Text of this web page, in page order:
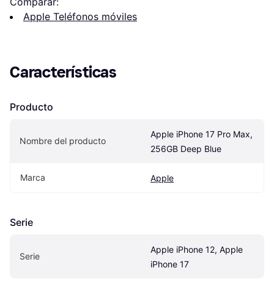
Apple Teléfonos móviles
Características
Producto
Nombre del producto
Apple iPhone 17 Pro Max,
256GB Deep Blue
Marca Apple
Serie
Serie
Apple iPhone 12, Apple
iPhone 17